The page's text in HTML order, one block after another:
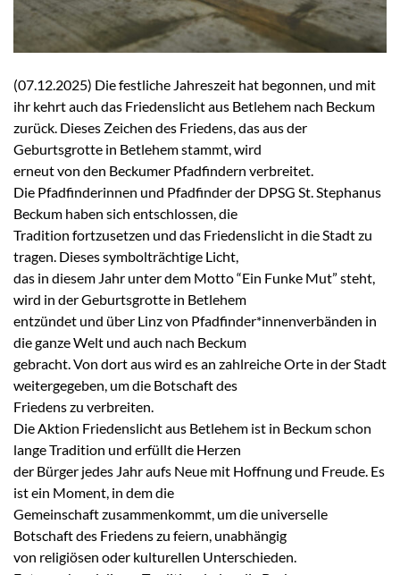
(07.12.2025) Die festliche Jahreszeit hat begonnen, und mit
ihr kehrt auch das Friedenslicht aus Betlehem nach Beckum
zurück. Dieses Zeichen des Friedens, das aus der
Geburtsgrotte in Betlehem stammt, wird
erneut von den Beckumer Pfadfindern verbreitet.
Die Pfadfinderinnen und Pfadfinder der DPSG St. Stephanus
Beckum haben sich entschlossen, die
Tradition fortzusetzen und das Friedenslicht in die Stadt zu
tragen. Dieses symbolträchtige Licht,
das in diesem Jahr unter dem Motto “Ein Funke Mut” steht,
wird in der Geburtsgrotte in Betlehem
entzündet und über Linz von Pfadfinder*innenverbänden in
die ganze Welt und auch nach Beckum
gebracht. Von dort aus wird es an zahlreiche Orte in der Stadt
weitergegeben, um die Botschaft des
Friedens zu verbreiten.
Die Aktion Friedenslicht aus Betlehem ist in Beckum schon
lange Tradition und erfüllt die Herzen
der Bürger jedes Jahr aufs Neue mit Hoffnung und Freude. Es
ist ein Moment, in dem die
Gemeinschaft zusammenkommt, um die universelle
Botschaft des Friedens zu feiern, unabhängig
von religiösen oder kulturellen Unterschieden.